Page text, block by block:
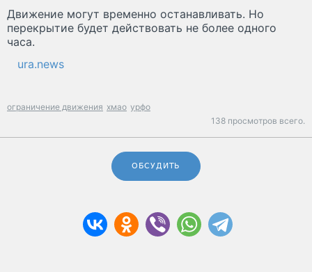
Движение могут временно останавливать. Но
перекрытие будет действовать не более одного
часа.
ura.news
ограничение движения хмао урфо
138 просмотров всего.
ОБСУДИТЬ